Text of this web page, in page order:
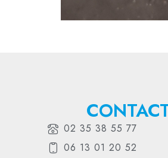
02 35 38 55 77
06 13 01 20 52